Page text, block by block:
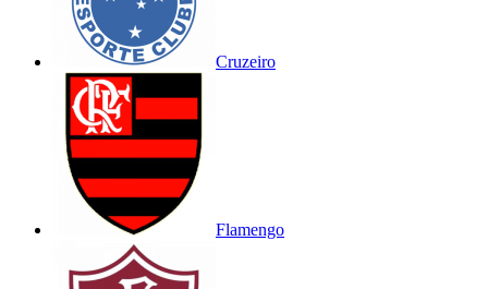
Cruzeiro
Flamengo